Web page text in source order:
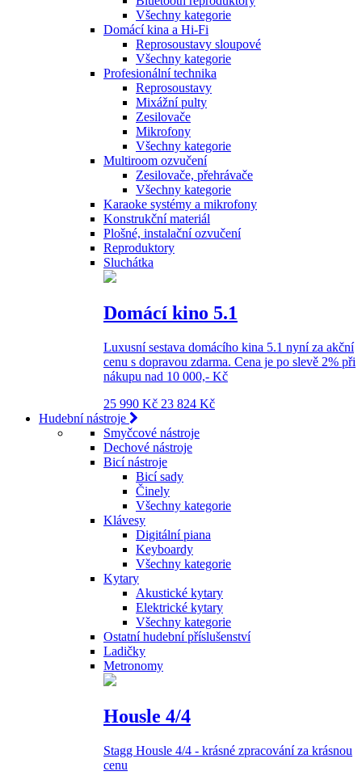
Všechny kategorie
Domácí kina a Hi-Fi
Reprosoustavy sloupové
Všechny kategorie
Profesionální technika
Reprosoustavy
Mixážní pulty
Zesilovače
Mikrofony
Všechny kategorie
Multiroom ozvučení
Zesilovače, přehrávače
Všechny kategorie
Karaoke systémy a mikrofony
Konstrukční materiál
Plošné, instalační ozvučení
Reproduktory
Sluchátka
Domácí kino 5.1
Luxusní sestava domácího kina 5.1 nyní za akční
cenu s dopravou zdarma. Cena je po slevě 2% při
nákupu nad 10 000,- Kč
25 990 Kč 23 824 Kč
Hudební nástroje
Smyčcové nástroje
Dechové nástroje
Bicí nástroje
Bicí sady
Činely
Všechny kategorie
Klávesy
Digitální piana
Keyboardy
Všechny kategorie
Kytary
Akustické kytary
Elektrické kytary
Všechny kategorie
Ostatní hudební příslušenství
Ladičky
Metronomy
Housle 4/4
Stagg Housle 4/4 - krásné zpracování za krásnou
cenu